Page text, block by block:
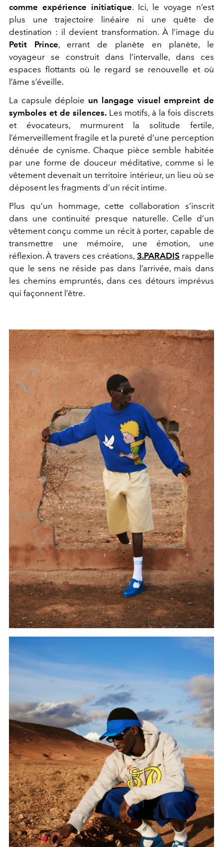
comme expérience initiatique. Ici, le voyage n’est
plus une trajectoire linéaire ni une quête de
destination : il devient transformation. À l’image du
Petit Prince, errant de planète en planète, le
voyageur se construit dans l’intervalle, dans ces
espaces flottants où le regard se renouvelle et où
l’âme s’éveille.
La capsule déploie un langage visuel empreint de
symboles et de silences.Les motifs, à la fois discrets
et évocateurs, murmurent la solitude fertile,
l’émerveillement fragile et la pureté d’une perception
dénuée de cynisme. Chaque pièce semble habitée
par une forme de douceur méditative, comme si le
vêtement devenait un territoire intérieur, un lieu où se
déposent les fragments d’un récit intime.
Plus qu’un hommage, cette collaboration s’inscrit
dans une continuité presque naturelle. Celle d’un
vêtement conçu comme un récit à porter, capable de
transmettre une mémoire, une émotion, une
réflexion. À travers ces créations, 3.PARADIS rappelle
que le sens ne réside pas dans l’arrivée, mais dans
les chemins empruntés, dans ces détours imprévus
qui façonnent l’être.